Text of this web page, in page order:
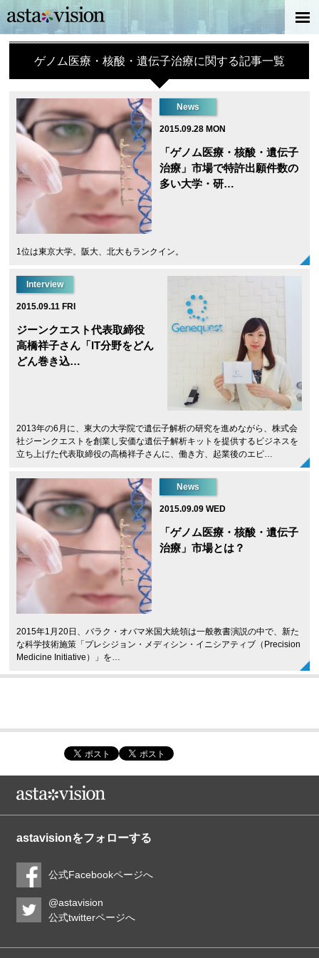
ゲノム医療・核酸・遺伝子治療に関する記事一覧
News
2015.09.28 MON
「ゲノム医療・核酸・遺伝子
治療」市場で特許出願件数の
多い大学・研…
1位は東京大学。阪大、北大もランクイン。
Interview
2015.09.11 FRI
ジーンクエスト代表取締役
高橋祥子さん「IT分野をどん
どん巻き込…
2013年の6月に、東大の大学院で遺伝子解析の研究を進めながら、株式会
社ジーンクエストを創業し安価な遺伝子解析キットを提供するビジネスを
立ち上げた代表取締役の高橋祥子さんに、働き方、起業後のエピ…
News
2015.09.09 WED
「ゲノム医療・核酸・遺伝子
治療」市場とは？
2015年1月20日、バラク・オバマ米国大統領は一般教書演説の中で、新た
な科学技術施策「プレシジョン・メディシン・イニシアティブ（Precision
Medicine Initiative）」を…
astavisionをフォローする
公式Facebookページへ
@astavision
公式twitterページへ